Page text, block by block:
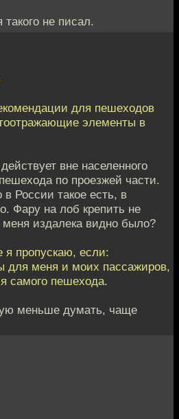
не писал.
для пешеходов
элементы в
вне населенного
по проезжей части.
в России такое есть, в
Фару на лоб крепить не
издалека видно было?
пропускаю, если:
для меня и моих пассажиров,
самого пешехода.
меньше думать, чаще